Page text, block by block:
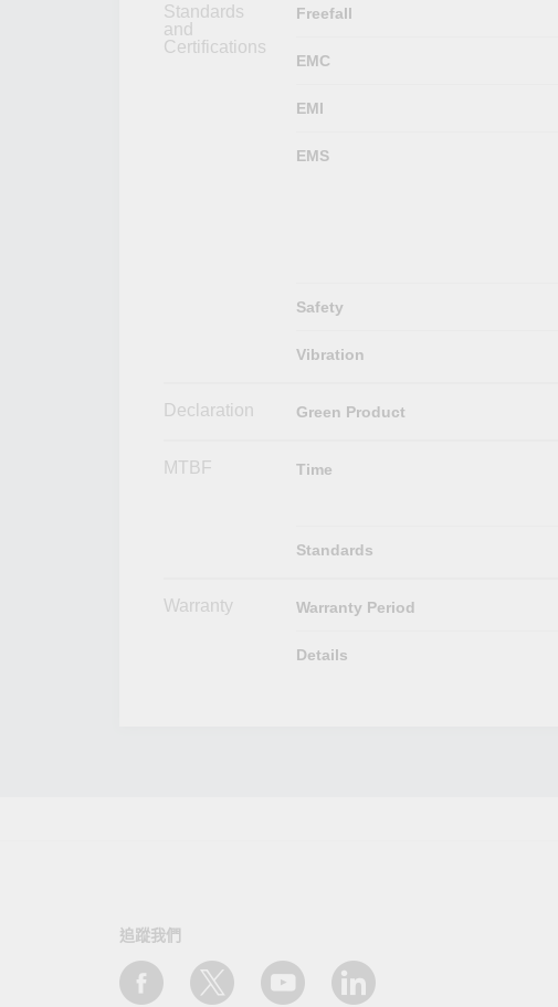
Standards
and
Certifications
Freefall
EMC
EMI
EMS
Safety
Vibration
Declaration Green Product
MTBF Time
Standards
Warranty Warranty Period
Details
追蹤我們